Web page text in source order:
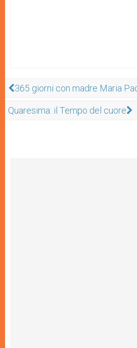
365 giorni con madre Maria
Quaresima: il Tempo del cuore